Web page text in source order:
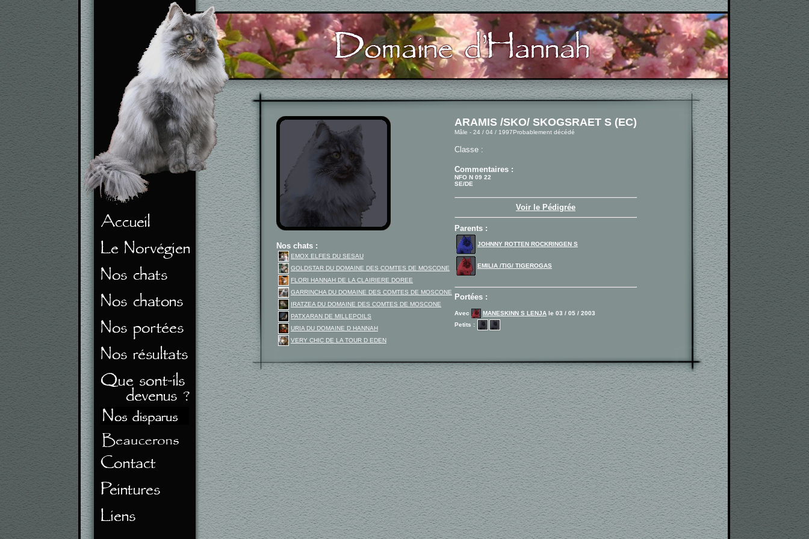
Nos chats :
EMOX ELFES DU SESAU
GOLDSTAR DU DOMAINE DES COMTES DE MOSCONE
FLORI HANNAH DE LA CLAIRIERE DOREE
GARRINCHA DU DOMAINE DES COMTES DE MOSCONE
IRATZEA DU DOMAINE DES COMTES DE MOSCONE
PATXARAN DE MILLEPOILS
URIA DU DOMAINE D HANNAH
VERY CHIC DE LA TOUR D EDEN
ARAMIS /SKO/ SKOGSRAET S (EC)
Mâle - 24 / 04 / 1997Probablement décédé
Classe :
Commentaires :
NFO N 09 22
SE/DE
Voir le Pédigrée
Parents :
JOHNNY ROTTEN ROCKRINGEN S
EMILIA /TIG/ TIGEROGAS
Portées :
Avec MANESKINN S LENJA le 03 / 05 / 2003
Petits :